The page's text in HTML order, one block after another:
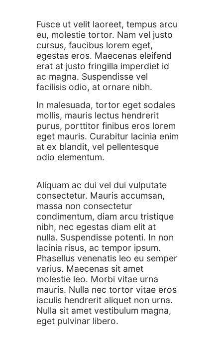
Fusce ut velit laoreet, tempus arcu
eu, molestie tortor. Nam vel justo
cursus, faucibus lorem eget,
egestas eros. Maecenas eleifend
erat at justo fringilla imperdiet id
ac magna. Suspendisse vel
facilisis odio, at ornare nibh.
In malesuada, tortor eget sodales
mollis, mauris lectus hendrerit
purus, porttitor finibus eros lorem
eget mauris. Curabitur lacinia enim
at ex blandit, vel pellentesque
odio elementum.
Aliquam ac dui vel dui vulputate
consectetur. Mauris accumsan,
massa non consectetur
condimentum, diam arcu tristique
nibh, nec egestas diam elit at
nulla. Suspendisse potenti. In non
lacinia risus, ac tempor ipsum.
Phasellus venenatis leo eu semper
varius. Maecenas sit amet
molestie leo. Morbi vitae urna
mauris. Nulla nec tortor vitae eros
iaculis hendrerit aliquet non urna.
Nulla sit amet vestibulum magna,
eget pulvinar libero.